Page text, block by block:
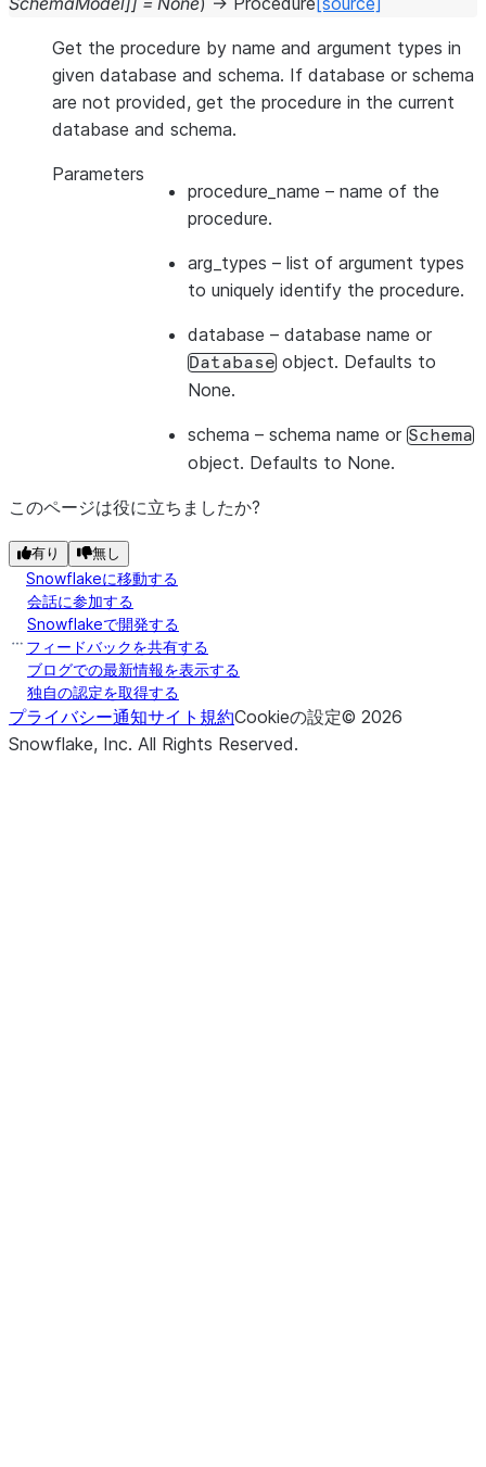
Get the procedure by name and argument types in
given database and schema. If database or schema
are not provided, get the procedure in the current
database and schema.
Parameters
procedure_name – name of the
procedure.
arg_types – list of argument types
to uniquely identify the procedure.
database – database name or
Database object. Defaults to
None.
schema – schema name or Schema
object. Defaults to None.
このページは役に立ちましたか?
有り 無し
Snowflakeに移動する
会話に参加する
Snowflakeで開発する
フィードバックを共有する
ブログでの最新情報を表示する
独自の認定を取得する
プライバシー通知サイト規約Cookieの設定© 2026
Snowflake, Inc. All Rights Reserved.